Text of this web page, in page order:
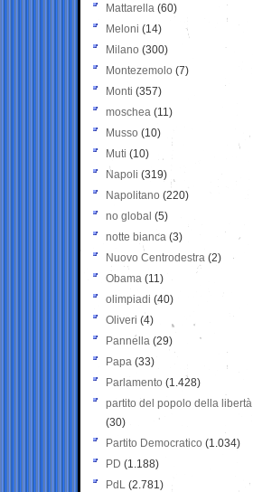
Mattarella (60)
Meloni (14)
Milano (300)
Montezemolo (7)
Monti (357)
moschea (11)
Musso (10)
Muti (10)
Napoli (319)
Napolitano (220)
no global (5)
notte bianca (3)
Nuovo Centrodestra (2)
Obama (11)
olimpiadi (40)
Oliveri (4)
Pannella (29)
Papa (33)
Parlamento (1.428)
partito del popolo della libertà
(30)
Partito Democratico (1.034)
PD (1.188)
PdL (2.781)